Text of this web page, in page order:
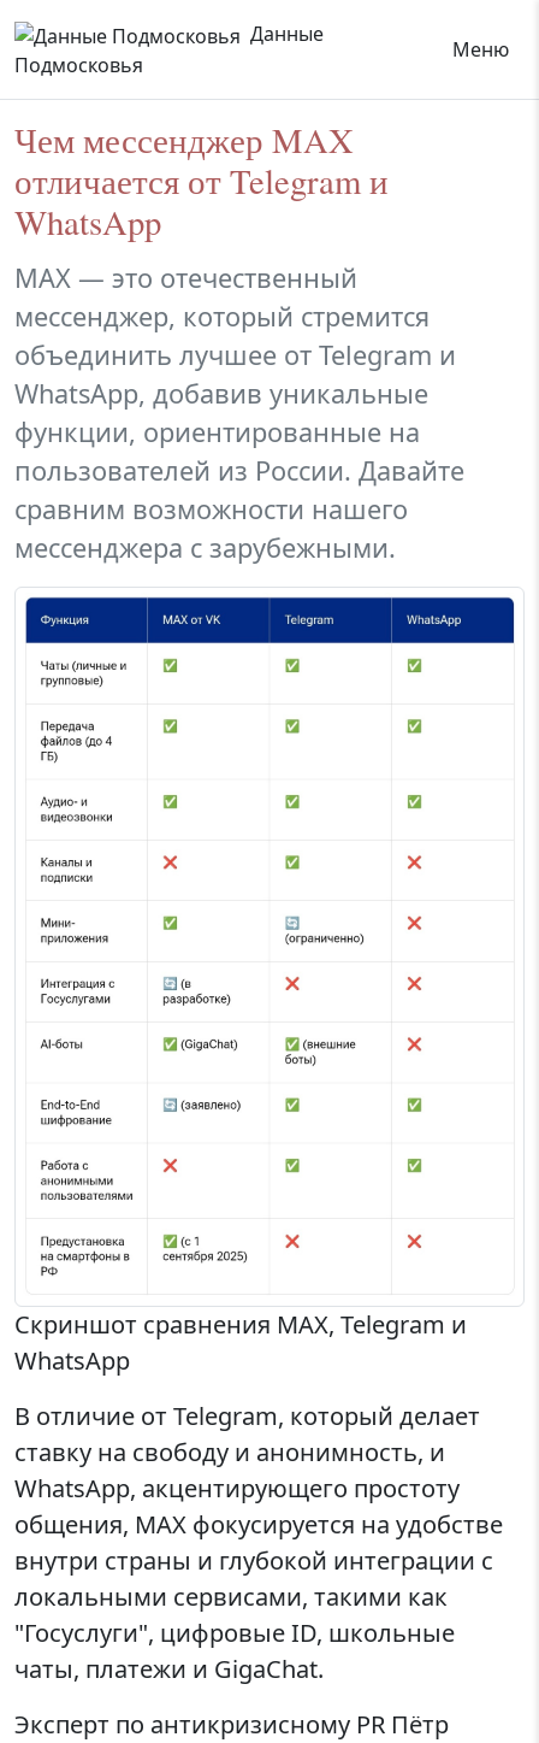
Данные
Подмосковья
Меню
Чем мессенджер MAX
отличается от Telegram и
WhatsApp
MAX — это отечественный
мессенджер, который стремится
объединить лучшее от Telegram и
WhatsApp, добавив уникальные
функции, ориентированные на
пользователей из России. Давайте
сравним возможности нашего
мессенджера с зарубежными.
Скриншот сравнения MAX, Telegram и
WhatsApp
В отличие от Telegram, который делает
ставку на свободу и анонимность, и
WhatsApp, акцентирующего простоту
общения, MAX фокусируется на удобстве
внутри страны и глубокой интеграции с
локальными сервисами, такими как
"Госуслуги", цифровые ID, школьные
чаты, платежи и GigaChat.
Эксперт по антикризисному PR Пётр